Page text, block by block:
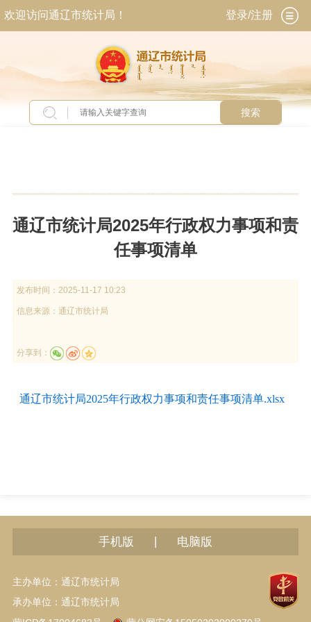
欢迎访问通辽市统计局！ 登录/注册
搜索
通辽市统计局2025年行政权力事项和责
任事项清单
发布时间： 2025-11-17 10:23
信息来源： 通辽市统计局
分享到：
通辽市统计局2025年行政权力事项和责任事项清单.xlsx
手机版 电脑版
主办单位：通辽市统计局
承办单位：通辽市统计局